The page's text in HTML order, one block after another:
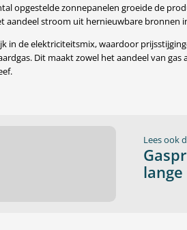
opgestelde zonnepanelen groeide de
aandeel stroom uit hernieuwbare bronnen
in de elektriciteitsmix, waardoor
Dit maakt zowel het aandeel van
Lees ook